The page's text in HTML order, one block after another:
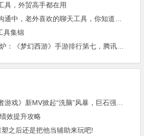
具，外贸高手都在用
具集锦
效提升攻略
之后还是把他当辅助来玩吧!